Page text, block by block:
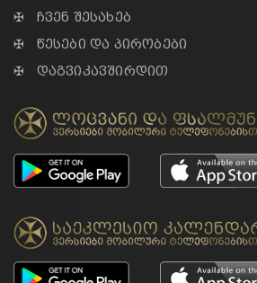
✠ ჩვენ შესახებ
✠ წესები და პირობები
✠ დაგვიკავშირდით